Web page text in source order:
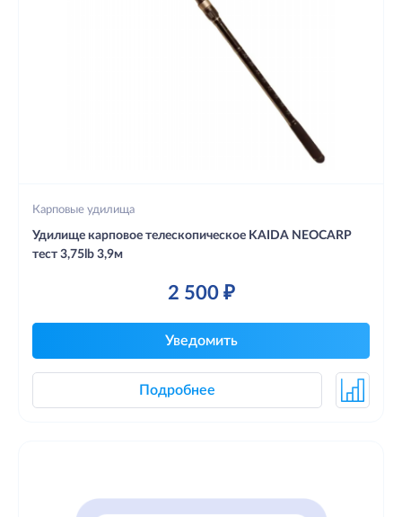
Карповые удилища
Удилище карповое телескопическое KAIDA NEOCARP
тест 3,75lb 3,9м
2 500 ₽
Уведомить
Подробнее